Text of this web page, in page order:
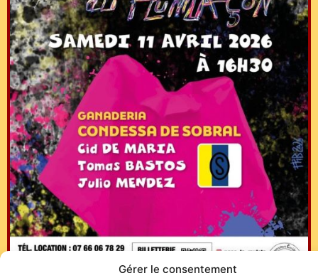
Gérer le consentement